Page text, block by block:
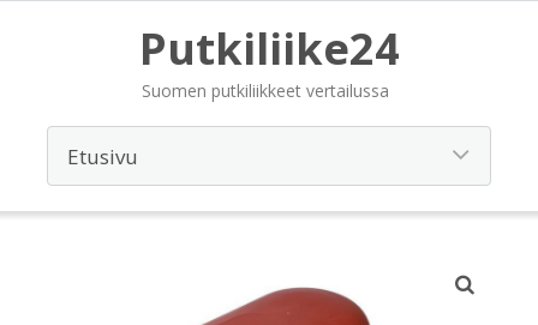
Putkiliike24
Suomen putkiliikkeet vertailussa